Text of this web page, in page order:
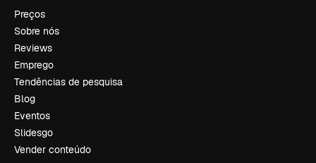
Preços
Sobre nós
Reviews
Emprego
Tendências de pesquisa
Blog
Eventos
Slidesgo
Vender conteúdo